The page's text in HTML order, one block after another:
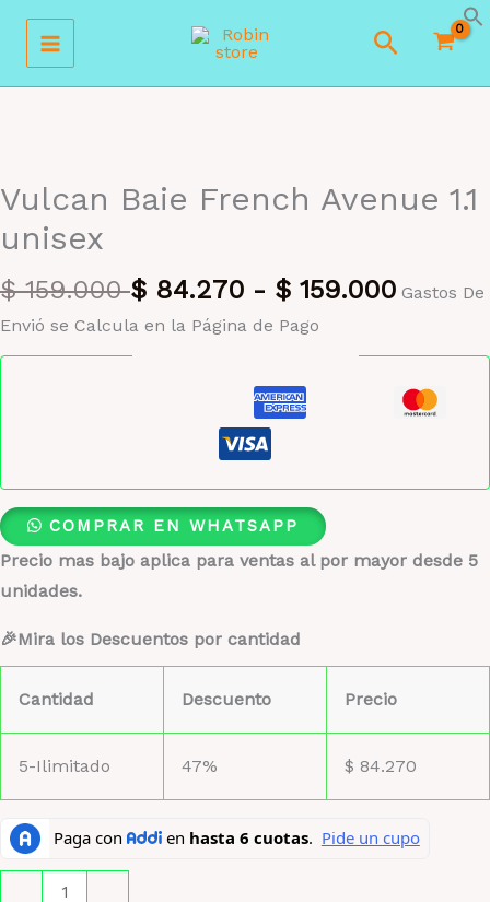
contenido
Buscar
Vulcan Baie French Avenue 1.1
unisex
$159.000 $ 84.270 - $ 159.000 Gastos De
Envió se Calcula en la Página de Pago
COMPRAR EN WHATSAPP
Precio mas bajo aplica para ventas al por mayor desde 5
unidades.
🎉Mira los Descuentos por cantidad
Cantidad Descuento Precio
5-Ilimitado 47% $ 84.270